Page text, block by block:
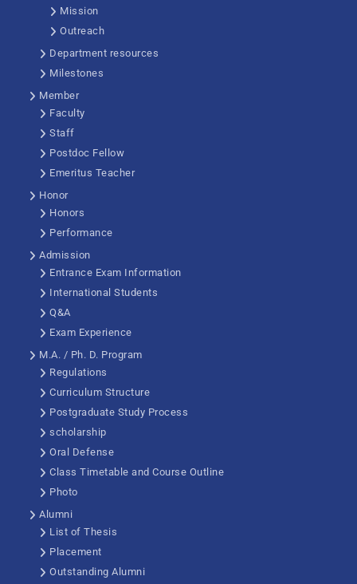
Mission
Outreach
Department resources
Milestones
Member
Faculty
Staff
Postdoc Fellow
Emeritus Teacher
Honor
Honors
Performance
Admission
Entrance Exam Information
International Students
Q&A
Exam Experience
M.A. / Ph. D. Program
Regulations
Curriculum Structure
Postgraduate Study Process
scholarship
Oral Defense
Class Timetable and Course Outline
Photo
Alumni
List of Thesis
Placement
Outstanding Alumni